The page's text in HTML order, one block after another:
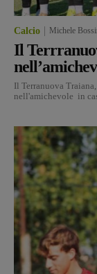
Calcio Michele
Il
Il Terranuova
nell'amichevole in